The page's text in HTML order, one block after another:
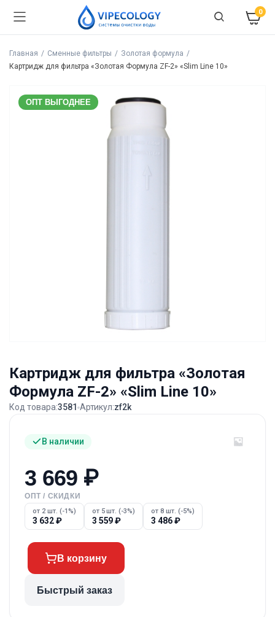
0
Главная Сменные фильтры
Золотая формула
Картридж для фильтра «Золотая Формула ZF-2» «Slim Line 10»
ОПТ ВЫГОДНЕЕ
Картридж для фильтра «Золотая
Формула ZF-2» «Slim Line 10»
Код товара:3581 Артикул:zf2k
В наличии
3 669 ₽
ОПТ / СКИДКИ
от 2 шт. (-1%)
3 632₽
от 5 шт. (-3%)
3 559₽
от 8 шт. (-5%)
3 486₽
В корзину
Быстрый заказ